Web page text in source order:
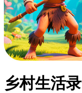
乡村生活录